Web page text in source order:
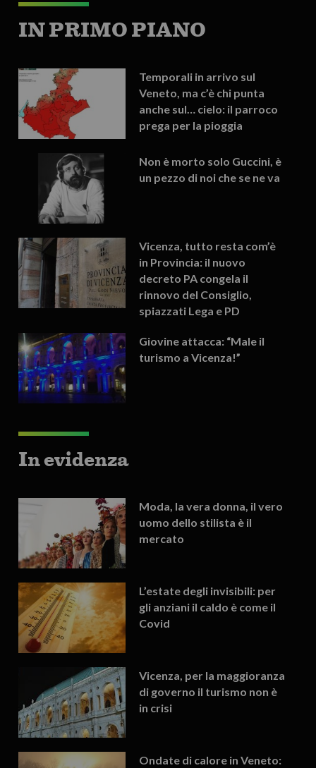
IN PRIMO PIANO
Temporali in arrivo sul
Veneto, ma c’è chi punta
anche sul… cielo: il parroco
prega per la pioggia
Non è morto solo Guccini, è
un pezzo di noi che se ne va
Vicenza, tutto resta com’è
in Provincia: il nuovo
decreto PA congela il
rinnovo del Consiglio,
spiazzati Lega e PD
Giovine attacca: “Male il
turismo a Vicenza!”
In evidenza
Moda, la vera donna, il vero
uomo dello stilista è il
mercato
L’estate degli invisibili: per
gli anziani il caldo è come il
Covid
Vicenza, per la maggioranza
di governo il turismo non è
in crisi
Ondate di calore in Veneto: